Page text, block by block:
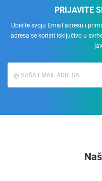
PRIJAVITE
Upišite svoju Email adresu i
adresa se koristi isključivo u